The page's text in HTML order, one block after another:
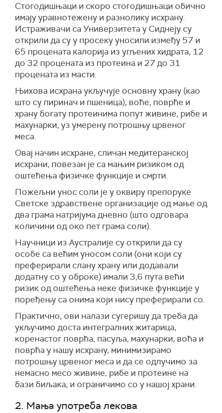
Стогодишњаци и скоро стогодишњаци обично
имају уравнотежену и разнолику исхрану.
Истраживачи са Универзитета у Сиднеју су
открили да су у просеку уносили између 57 и
65 процената калорија из угљених хидрата, 12
до 32 процената из протеина и 27 до 31
процената из масти.
Њихова исхрана укључује основну храну (као
што су пиринач и пшеница), воће, поврће и
храну богату протеинима попут живине, рибе и
махунарки, уз умерену потрошњу црвеног
меса.
Овај начин исхране, сличан медитеранској
исхрани, повезан је са мањим ризиком од
оштећења физичке функције и смрти.
Пожељни унос соли је у оквиру препоруке
Светске здравствене организације од мање од
два грама натријума дневно (што одговара
количини од око пет грама соли).
Научници из Аустралије су открили да су
особе са већим уносом соли (они који су
преферирали слану храну или додавали
додатну со у оброке) имали 3,6 пута већи
ризик од оштећења неке физичке функције у
поређењу са онима који нису преферирали со.
Практично, ови налази сугеришу да треба да
укључимо доста интегралних житарица,
коренастог поврћа, пасуља, махунарки, воћа и
поврћа у нашу исхрану, минимизирамо
потрошњу црвеног меса и да се одлучимо за
немасно месо живине, рибе и протеине на
бази биљака, и ограничимо со у нашој храни.
2. Мања употреба лекова